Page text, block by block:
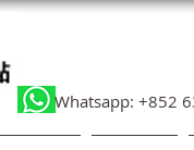
Whatsapp: +852